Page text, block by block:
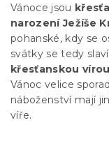
Vánoce jsou
narození Ježíše
pohanské, kdy se
svátky se tedy
křesťanskou vírou
Vánoc velice
náboženství mají
víře.